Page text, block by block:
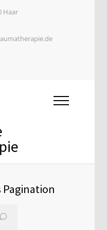
Haar
Pagination